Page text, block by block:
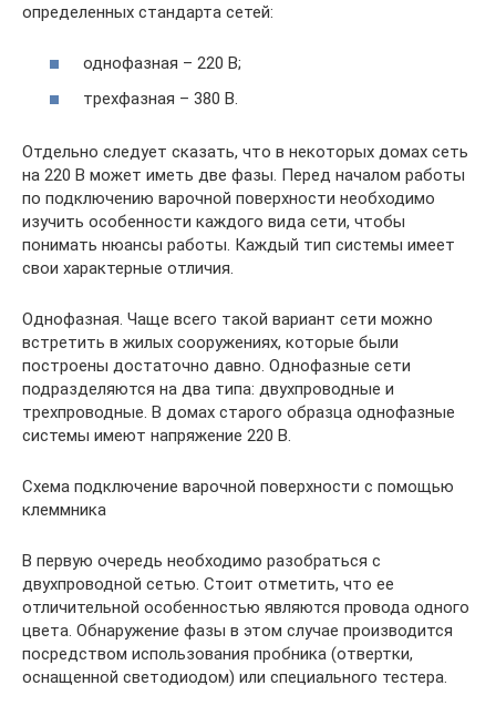
определенных стандарта сетей:
однофазная – 220 В;
трехфазная – 380 В.
Отдельно следует сказать, что в некоторых домах сеть
на 220 В может иметь две фазы. Перед началом работы
по подключению варочной поверхности необходимо
изучить особенности каждого вида сети, чтобы
понимать нюансы работы. Каждый тип системы имеет
свои характерные отличия.
Однофазная. Чаще всего такой вариант сети можно
встретить в жилых сооружениях, которые были
построены достаточно давно. Однофазные сети
подразделяются на два типа: двухпроводные и
трехпроводные. В домах старого образца однофазные
системы имеют напряжение 220 В.
Схема подключение варочной поверхности с помощью
клеммника
В первую очередь необходимо разобраться с
двухпроводной сетью. Стоит отметить, что ее
отличительной особенностью являются провода одного
цвета. Обнаружение фазы в этом случае производится
посредством использования пробника (отвертки,
оснащенной светодиодом) или специального тестера.